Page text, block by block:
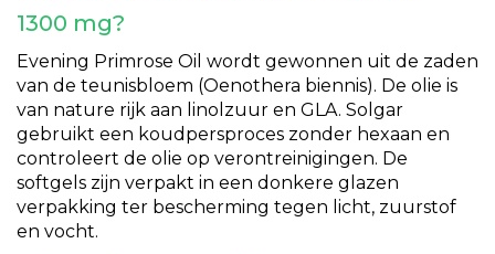
1300 mg?
Evening Primrose Oil wordt gewonnen uit de zaden
van de teunisbloem (Oenothera biennis). De olie is
van nature rijk aan linolzuur en GLA. Solgar
gebruikt een koudpersproces zonder hexaan en
controleert de olie op verontreinigingen. De
softgels zijn verpakt in een donkere glazen
verpakking ter bescherming tegen licht, zuurstof
en vocht.